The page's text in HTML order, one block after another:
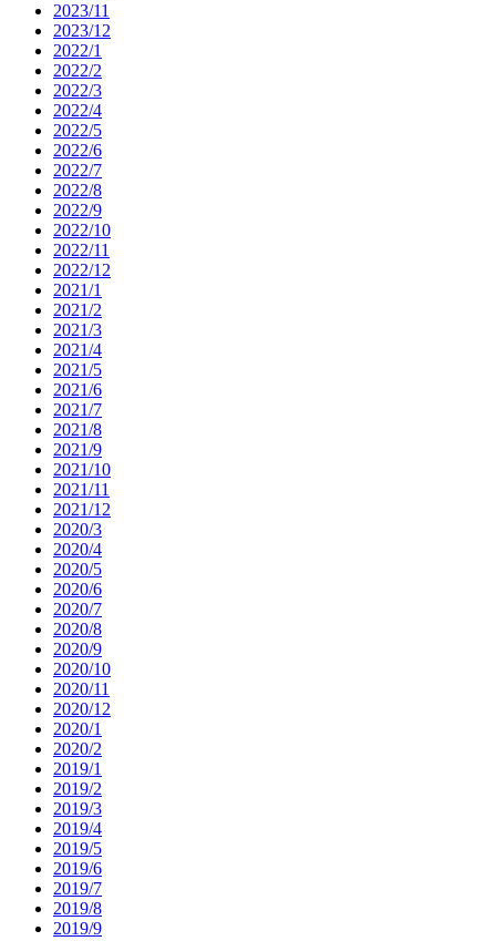
2023/11
2023/12
2022/1
2022/2
2022/3
2022/4
2022/5
2022/6
2022/7
2022/8
2022/9
2022/10
2022/11
2022/12
2021/1
2021/2
2021/3
2021/4
2021/5
2021/6
2021/7
2021/8
2021/9
2021/10
2021/11
2021/12
2020/3
2020/4
2020/5
2020/6
2020/7
2020/8
2020/9
2020/10
2020/11
2020/12
2020/1
2020/2
2019/1
2019/2
2019/3
2019/4
2019/5
2019/6
2019/7
2019/8
2019/9